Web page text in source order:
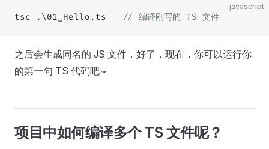
javascript
tsc .\01_Hello.ts // 编译刚写的 TS 文件
之后会生成同名的 JS 文件，好了，现在，你可以运行你
的第一句 TS 代码吧~
项目中如何编译多个 TS 文件呢？